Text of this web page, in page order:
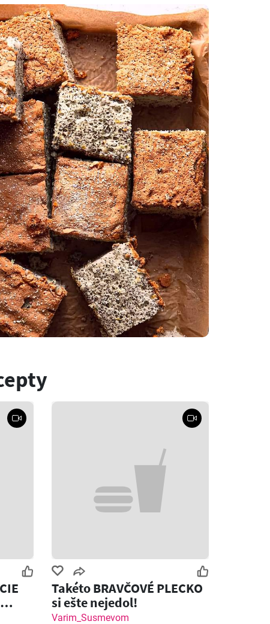
Takéto BRAVČOVÉ PLECKO
si ešte nejedol!
Varim_Susmevom